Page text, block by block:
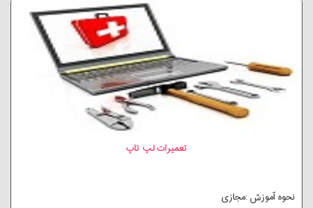
تعمیرات لپ تاپ
نحوه آموزش :مجازی